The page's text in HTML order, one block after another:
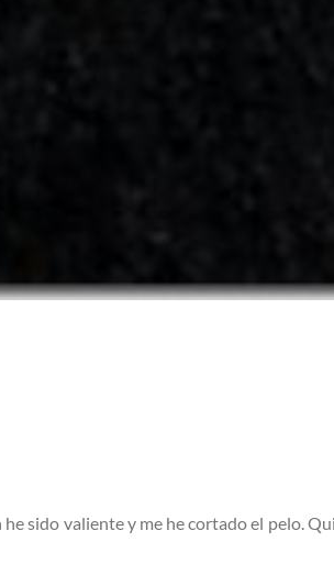
he sido valiente y me he cortado el pelo.